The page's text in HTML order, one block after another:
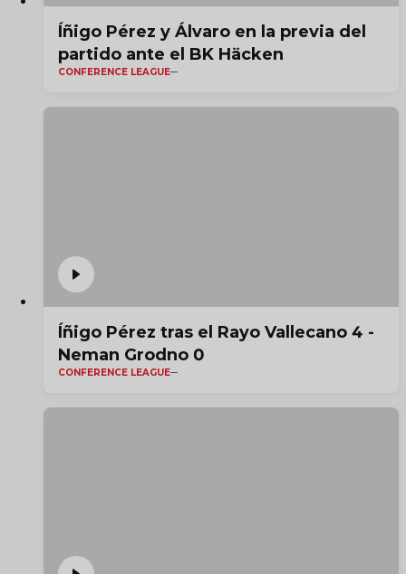
Íñigo Pérez y Álvaro en la previa del
partido ante el BK Häcken
CONFERENCE LEAGUE
Íñigo Pérez tras el Rayo Vallecano 4 -
Neman Grodno 0
CONFERENCE LEAGUE